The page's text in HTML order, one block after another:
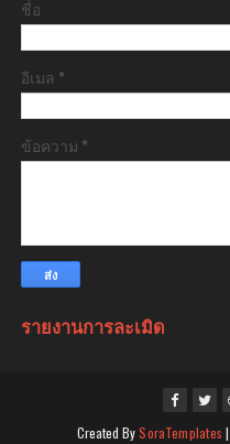
ชื่อ
อีเมล *
ข้อความ *
รายงานการละเมิด
Created BySoraTemplates